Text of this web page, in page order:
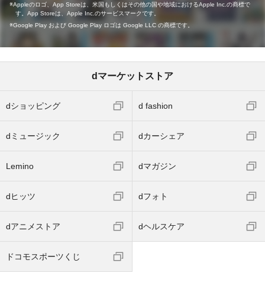
Appleのロゴ、App Storeは、米国もしくはその他の国や地域におけるApple Inc.の商標で
す。App Storeは、Apple Inc.のサービスマークです。
Google Play および Google Play ロゴは Google LLC の商標です。
dマーケットストア
dショッピング d fashion
dミュージック dカーシェア
Lemino dマガジン
dヒッツ dフォト
dアニメストア dヘルスケア
ドコモスポーツくじ